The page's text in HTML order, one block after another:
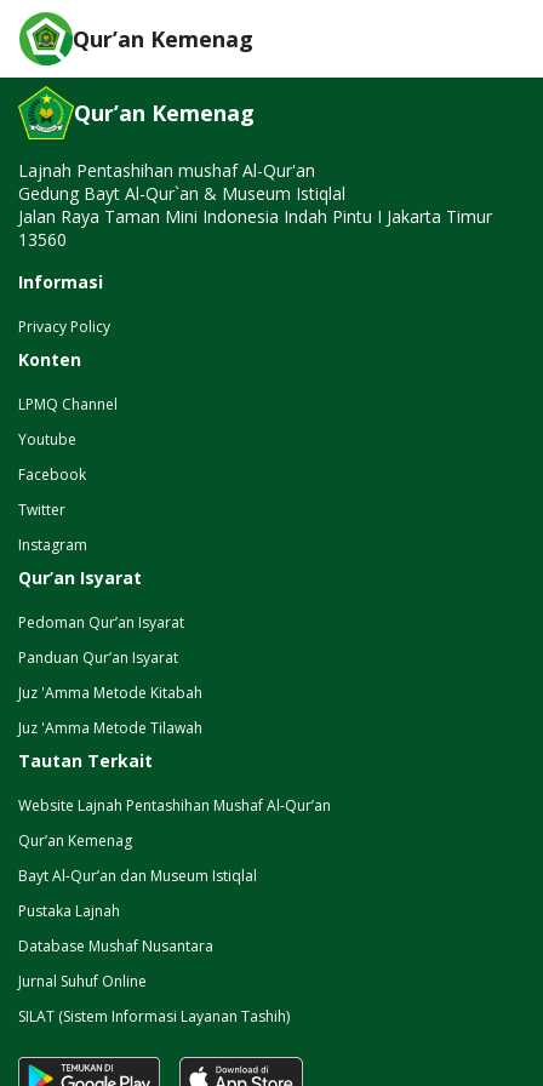
Qur’an Kemenag
page-not-found works!
Qur’an Kemenag
Lajnah Pentashihan mushaf Al-Qur'an
Gedung Bayt Al-Qur`an & Museum Istiqlal
Jalan Raya Taman Mini Indonesia Indah Pintu I Jakarta Timur
13560
Informasi
Privacy Policy
Konten
LPMQ Channel
Youtube
Facebook
Twitter
Instagram
Qur’an Isyarat
Pedoman Qur’an Isyarat
Panduan Qur’an Isyarat
Juz 'Amma Metode Kitabah
Juz 'Amma Metode Tilawah
Tautan Terkait
Website Lajnah Pentashihan Mushaf Al-Qur’an
Qur’an Kemenag
Bayt Al-Qur’an dan Museum Istiqlal
Pustaka Lajnah
Database Mushaf Nusantara
Jurnal Suhuf Online
SILAT (Sistem Informasi Layanan Tashih)